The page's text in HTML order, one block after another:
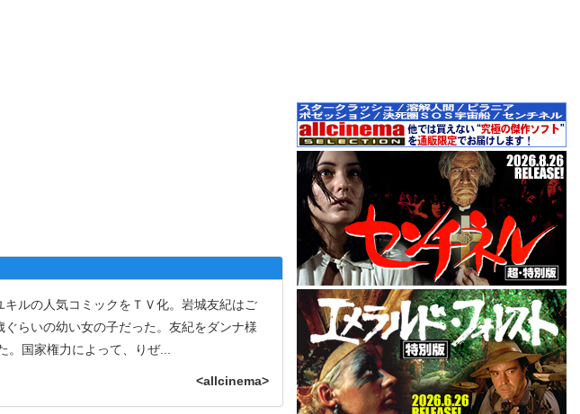
ルの人気コミックをＴＶ化。岩城友紀はご
らいの幼い女の子だった。友紀をダンナ様
。国家権力によって、りぜ...
<allcinema>